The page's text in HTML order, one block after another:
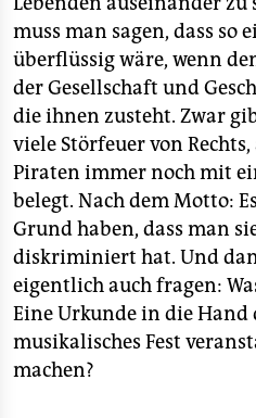
muss man sagen, dass so
überflüssig wäre, wenn
der Gesellschaft und
die ihnen zusteht. Zwar
viele Störfeuer von
Piraten immer noch mit
belegt. Nach dem Motto:
Grund haben, dass man
diskriminiert hat. Und
eigentlich auch fragen:
Eine Urkunde in die Hand
musikalisches Fest
machen?